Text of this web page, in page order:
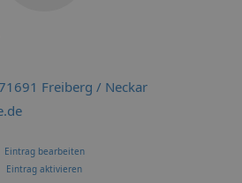
Freiberg / Neckar
Eintrag bearbeiten
Eintrag aktivieren